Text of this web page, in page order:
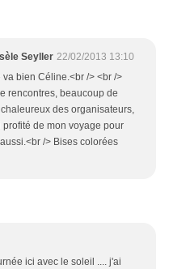
Seyller 22/02/2013 13:10
va bien Céline.<br /> <br />
rencontres, beaucoup de
des organisateurs,
de mon voyage pour
/> Bises colorées
ici avec le soleil .... j'ai